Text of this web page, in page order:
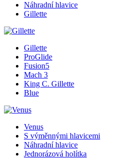
Náhradní hlavice
Gillette
Gillette
ProGlide
Fusion5
Mach 3
King C. Gillette
Blue
Venus
S výměnnými hlavicemi
Náhradní hlavice
Jednorázová holítka